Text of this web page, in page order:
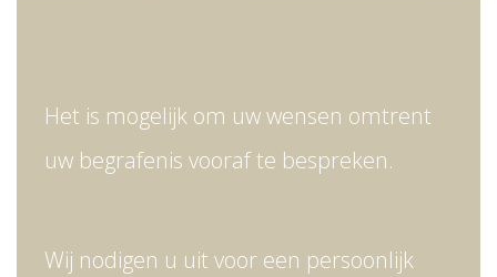
Het is mogelijk om uw wensen omtrent
uw begrafenis vooraf te bespreken.
Wij nodigen u uit voor een persoonlijk